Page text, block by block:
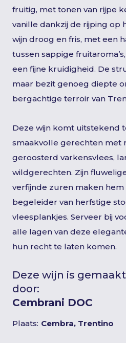
fruitig, met tonen van rijpe
vanille dankzij de rijping op
wijn droog en fris, met een
tussen sappige
een fijne kruidigheid. De
maar bezit genoeg diepte
bergachtige terroir van
Deze wijn komt uitstekend
smaakvolle gerechten met
geroosterd varkensvlees,
wildgerechten. Zijn
verfijnde zuren maken hem
begeleider van herfstige
vleesplankjes. Serveer bij
alle lagen van deze
hun recht te laten komen.
Deze wijn is gemaakt
door:
Cembrani DOC
Plaats: Cembra, Trentino